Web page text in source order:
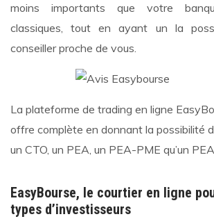
moins importants que votre
classiques, tout en ayant un la
conseiller proche de vous.
La plateforme de trading en ligne
offre complète en donnant la possibilité
un CTO, un PEA, un PEA-PME qu’un
EasyBourse, le courtier en ligne
types d’investisseurs